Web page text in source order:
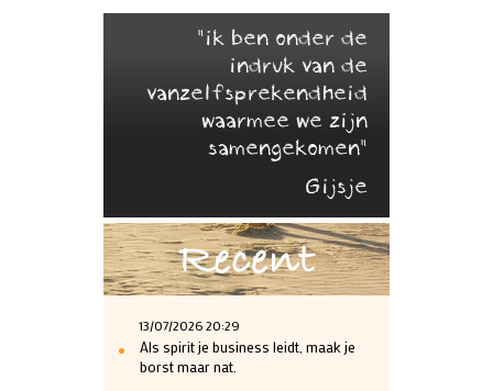
"ik ben onder de
indruk van de
vanzelfsprekendheid
waarmee we zijn
samengekomen"
Gijsje
Recent
13/07/2026 20:29
•
Als spirit je business leidt, maak je
borst maar nat.